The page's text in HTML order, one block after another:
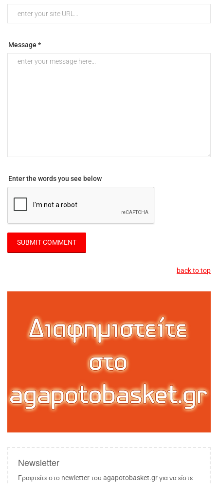
Message *
Enter the words you see below
back to top
Newsletter
Γραφτείτε στο newletter του agapotobasket.gr για να είστε